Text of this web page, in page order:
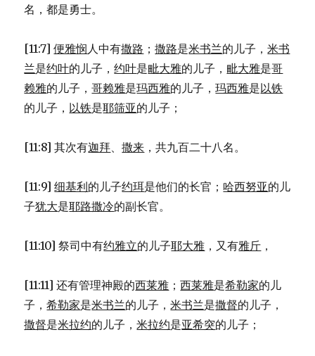
名，都是勇士。
[11:7]便雅悯人中有撒路 ；撒路是米书兰的儿子，米书
兰是约叶的儿子，约叶是毗大雅的儿子， 毗大雅是哥
赖雅的儿子，哥赖雅是玛西雅的儿子，玛西雅是以铁
的儿子， 以铁是耶筛亚的儿子；
[11:8] 其次有迦拜、撒来 ，共九百二十八名。
[11:9]细基利的儿子约珥是他们的长官； 哈西努亚的儿
子犹大是耶路撒冷的副长官。
[11:10] 祭司中有约雅立的儿子耶大雅 ，又有雅斤 ，
[11:11] 还有管理神殿的西莱雅 ；西莱雅是希勒家的儿
子，希勒家是米书兰的儿子，米书兰是撒督的儿子，
撒督是米拉约的儿子，米拉约是亚希突的儿子；